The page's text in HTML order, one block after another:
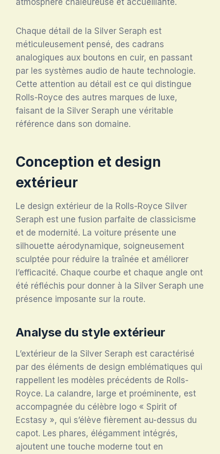
Chaque détail de la Silver Seraph est
méticuleusement pensé, des cadrans
analogiques aux boutons en cuir, en passant
par les systèmes audio de haute technologie.
Cette attention au détail est ce qui distingue
Rolls-Royce des autres marques de luxe,
faisant de la Silver Seraph une véritable
référence dans son domaine.
Conception et design
extérieur
Le design extérieur de la Rolls-Royce Silver
Seraph est une fusion parfaite de classicisme
et de modernité. La voiture présente une
silhouette aérodynamique, soigneusement
sculptée pour réduire la traînée et améliorer
l’efficacité. Chaque courbe et chaque angle ont
été réfléchis pour donner à la Silver Seraph une
présence imposante sur la route.
Analyse du style extérieur
L’extérieur de la Silver Seraph est caractérisé
par des éléments de design emblématiques qui
rappellent les modèles précédents de Rolls-
Royce. La calandre, large et proéminente, est
accompagnée du célèbre logo « Spirit of
Ecstasy », qui s’élève fièrement au-dessus du
capot. Les phares, élégamment intégrés,
ajoutent une touche moderne tout en